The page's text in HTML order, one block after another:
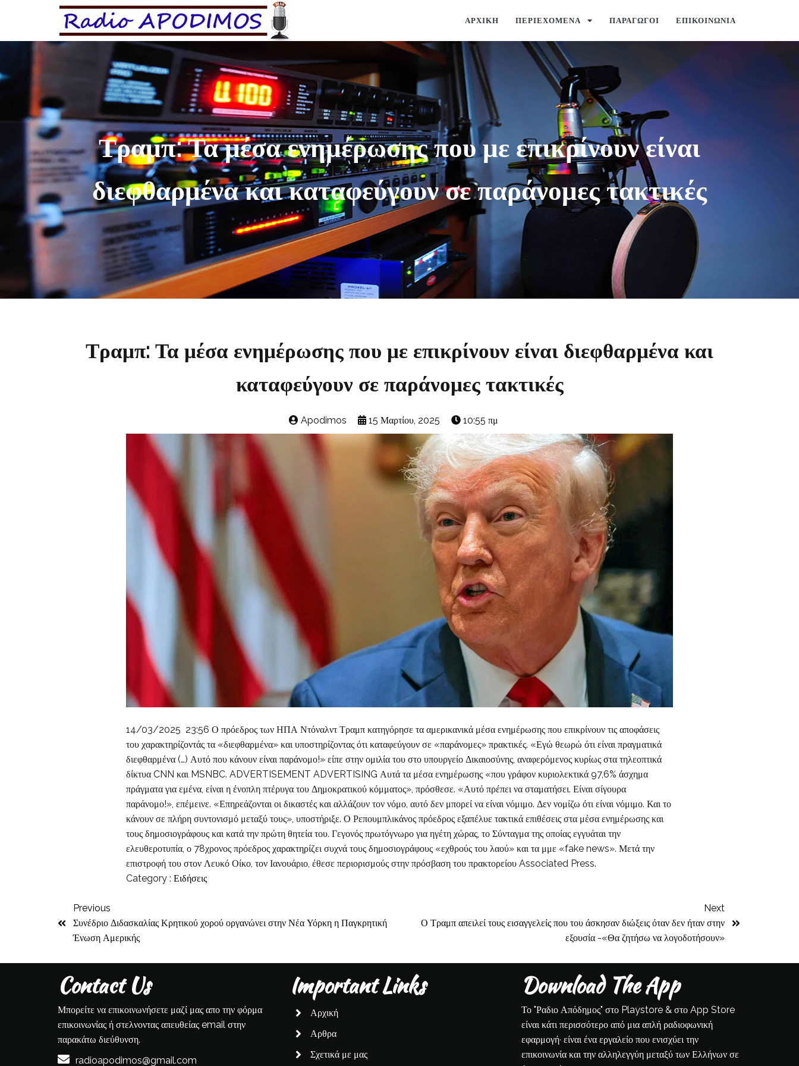
ΑΡΧΙΚΉ ΠΕΡΙΕΧΌΜΕΝΑ ΠΑΡΑΓΩΓΟΊ ΕΠΙΚΟΙΝΩΝΊΑ
Τραμπ: Τα μέσα ενημέρωσης που με επικρίνουν είναι
διεφθαρμένα και καταφεύγουν σε παράνομες τακτικές
Τραμπ: Τα μέσα ενημέρωσης που με επικρίνουν είναι διεφθαρμένα και
καταφεύγουν σε παράνομες τακτικές
Apodimos 15 Μαρτίου, 2025 10:55 πμ
14/03/2025 23:56 Ο πρόεδρος των ΗΠΑ Ντόναλντ Τραμπ κατηγόρησε τα αμερικανικά μέσα ενημέρωσης που επικρίνουν τις αποφάσεις
του χαρακτηρίζοντάς τα «διεφθαρμένα» και υποστηρίζοντας ότι καταφεύγουν σε «παράνομες» πρακτικές. «Εγώ θεωρώ ότι είναι πραγματικά
διεφθαρμένα (…) Αυτό που κάνουν είναι παράνομο!» είπε στην ομιλία του στο υπουργείο Δικαιοσύνης, αναφερόμενος κυρίως στα τηλεοπτικά
δίκτυα CNN και MSNBC. ADVERTISEMENT ADVERTISING Αυτά τα μέσα ενημέρωσης «που γράφον κυριολεκτικά 97,6% άσχημα
πράγματα για εμένα, είναι η ένοπλη πτέρυγα του Δημοκρατικού κόμματος», πρόσθεσε. «Αυτό πρέπει να σταματήσει. Είναι σίγουρα
παράνομο!», επέμεινε. «Επηρεάζονται οι δικαστές και αλλάζουν τον νόμο, αυτό δεν μπορεί να είναι νόμιμο. Δεν νομίζω ότι είναι νόμιμο. Και το
κάνουν σε πλήρη συντονισμό μεταξύ τους», υποστήριξε. Ο Ρεπουμπλικάνος πρόεδρος εξαπέλυε τακτικά επιθέσεις στα μέσα ενημέρωσης και
τους δημοσιογράφους και κατά την πρώτη θητεία του. Γεγονός πρωτόγνωρο για ηγέτη χώρας, το Σύνταγμα της οποίας εγγυάται την
ελευθεροτυπία, ο 78χρονος πρόεδρος χαρακτηρίζει συχνά τους δημοσιογράφους «εχθρούς του λαού» και τα μμε «fake news». Μετά την
επιστροφή του στον Λευκό Οίκο, τον Ιανουάριο, έθεσε περιορισμούς στην πρόσβαση του πρακτορείου Associated Press.
Category : Ειδήσεις
Previous
Συνέδριο Διδασκαλίας Κρητικού χορού οργανώνει στην Νέα Υόρκη η Παγκρητική
Ένωση Αμερικής
Next
Ο Τραμπ απειλεί τους εισαγγελείς που του άσκησαν διώξεις όταν δεν ήταν στην
εξουσία -«Θα ζητήσω να λογοδοτήσουν»
Contact Us
Μπορείτε να επικοινωνήσετε μαζί μας απο την φόρμα
επικοινωνίας ή στελνοντας απευθείας email στην
παρακάτω διεύθυνση.
radioapodimos@gmail.com
Important Links
Αρχική
Αρθρα
Σχετικά με μας
Download The App
Το "Ραδιο Απόδημος" στο Playstore & στο App Store
είναι κάτι περισσότερο από μια απλή ραδιοφωνική
εφαρμογή· είναι ένα εργαλείο που ενισχύει την
επικοινωνία και την αλληλεγγύη μεταξύ των Ελλήνων σε